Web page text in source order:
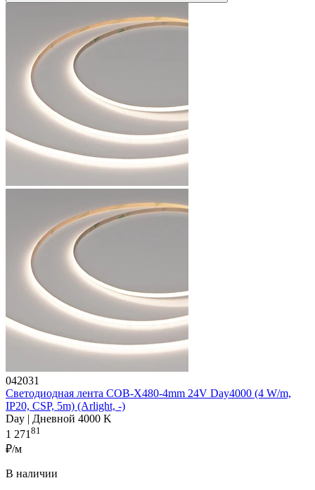
042031
Светодиодная лента COB-X480-4mm 24V Day4000 (4 W/m,
IP20, CSP, 5m) (Arlight, -)
Day | Дневной 4000 K
1 27181
₽/м
В наличии